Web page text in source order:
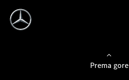
Prema gore